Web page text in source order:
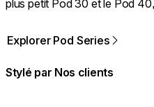
plus petit Pod 30 et le Pod
Explorer Pod Series
Stylé par Nos clients